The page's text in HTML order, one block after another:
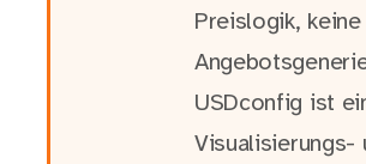
Preislogik, keine
USDconfig ist
Visualisierungs-